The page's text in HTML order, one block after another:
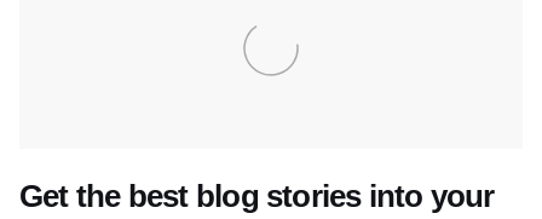
Get the best blog stories into your